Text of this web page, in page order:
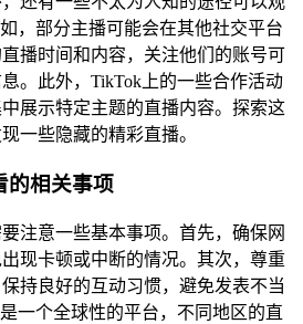
，部分主播可能会在其他社交平台
直播时间和内容，关注他们的账号可
。此外，TikTok上的一些合作活动
展示特定主题的直播内容。探索这
一些隐藏的精彩直播。
的相关事项
注意一些基本事项。首先，确保网
现卡顿或中断的情况。其次，尊重
持良好的互动习惯，避免发表不当
一个全球性的平台，不同地区的直